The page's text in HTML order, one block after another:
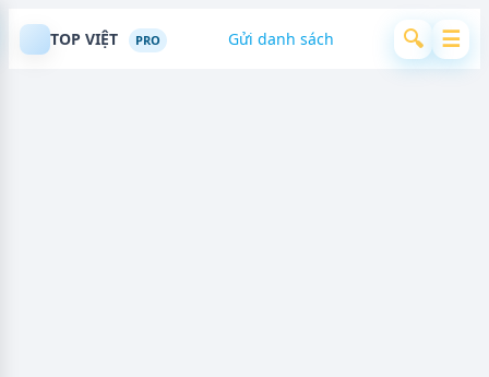
TOP VIỆT PRO Gửi danh sách 🔍 ☰